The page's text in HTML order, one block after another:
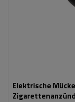
Elektrische